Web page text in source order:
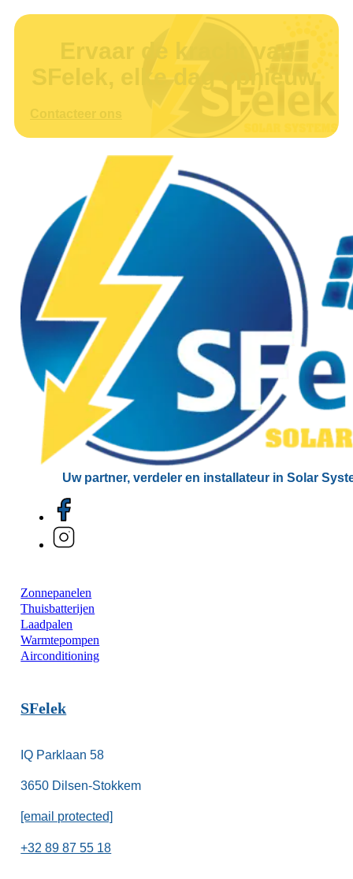
Ervaar de kracht van
SFelek, elke dag opnieuw.
Contacteer ons
Uw partner, verdeler en installateur in Solar
Zonnepanelen
Thuisbatterijen
Laadpalen
Warmtepompen
Airconditioning
SFelek
IQ Parklaan 58
3650 Dilsen-Stokkem
[email protected]
+32 89 87 55 18